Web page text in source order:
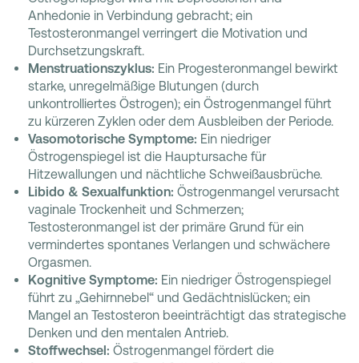
Anhedonie in Verbindung gebracht; ein
Testosteronmangel verringert die Motivation und
Durchsetzungskraft.
Menstruationszyklus: Ein Progesteronmangel bewirkt
starke, unregelmäßige Blutungen (durch
unkontrolliertes Östrogen); ein Östrogenmangel führt
zu kürzeren Zyklen oder dem Ausbleiben der Periode.
Vasomotorische Symptome: Ein niedriger
Östrogenspiegel ist die Hauptursache für
Hitzewallungen und nächtliche Schweißausbrüche.
Libido & Sexualfunktion: Östrogenmangel verursacht
vaginale Trockenheit und Schmerzen;
Testosteronmangel ist der primäre Grund für ein
vermindertes spontanes Verlangen und schwächere
Orgasmen.
Kognitive Symptome: Ein niedriger Östrogenspiegel
führt zu „Gehirnnebel“ und Gedächtnislücken; ein
Mangel an Testosteron beeinträchtigt das strategische
Denken und den mentalen Antrieb.
Stoffwechsel: Östrogenmangel fördert die